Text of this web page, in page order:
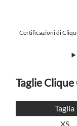
Certificazioni di
Taglie
Taglia
XS